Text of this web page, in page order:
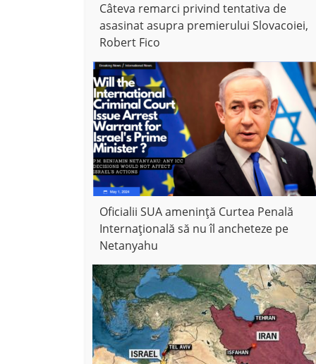
Câteva remarci privind tentativa de
asasinat asupra premierului Slovacoiei,
Robert Fico
Oficialii SUA amenință Curtea Penală
Internațională să nu îl ancheteze pe
Netanyahu